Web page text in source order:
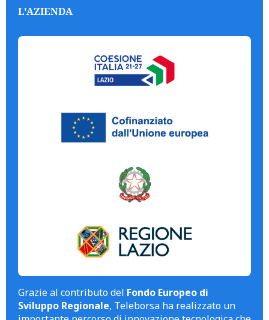
L'AZIENDA
Grazie al contributo del Fondo Europeo di
Sviluppo Regionale, Teleborsa ha realizzato un